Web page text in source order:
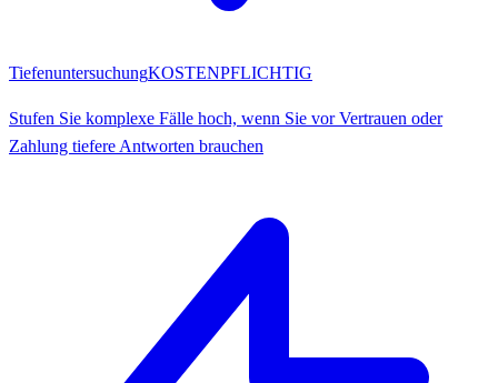
TiefenuntersuchungKOSTENPFLICHTIG
Stufen Sie komplexe Fälle hoch, wenn Sie vor Vertrauen oder
Zahlung tiefere Antworten brauchen